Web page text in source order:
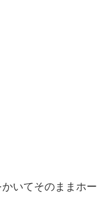
いてそのままホ